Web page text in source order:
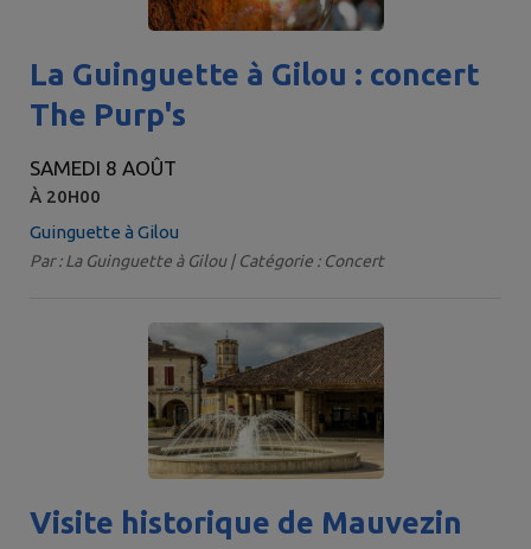
La Guinguette à Gilou : concert
The Purp's
SAMEDI 8 AOÛT
À 20H00
Guinguette à Gilou
Par : La Guinguette à Gilou | Catégorie : Concert
Visite historique de Mauvezin